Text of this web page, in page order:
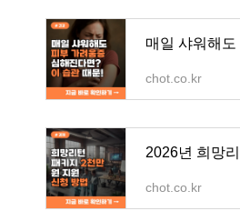
chot.co.kr
chot.co.kr